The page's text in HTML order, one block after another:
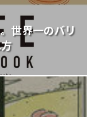
世界一のバリ